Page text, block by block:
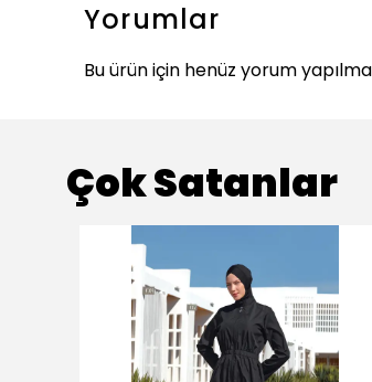
Yorumlar
Bu ürün için henüz yorum
Çok Satanlar